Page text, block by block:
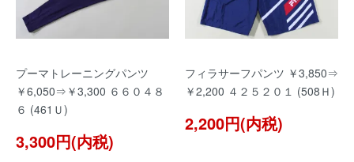
プーマトレーニングパンツ
￥6,050⇒￥3,300 ６６０４８
６ (461Ｕ)
3,300円(内税)
フィラサーフパンツ ￥3,850⇒
￥2,200 ４２５２０１ (508Ｈ)
2,200円(内税)